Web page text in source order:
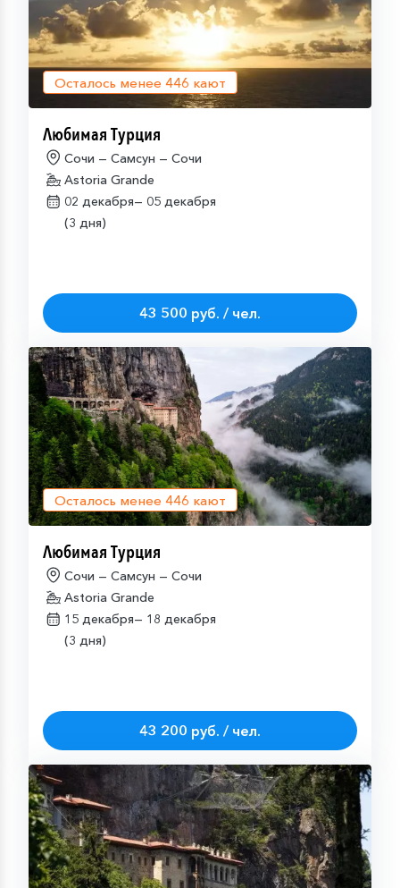
Осталось менее 446 кают
Любимая Турция
Сочи — Самсун — Сочи
Astoria Grande
02 декабря— 05 декабря
(3 дня)
43 500 руб. / чел.
Осталось менее 446 кают
Любимая Турция
Сочи — Самсун — Сочи
Astoria Grande
15 декабря— 18 декабря
(3 дня)
43 200 руб. / чел.